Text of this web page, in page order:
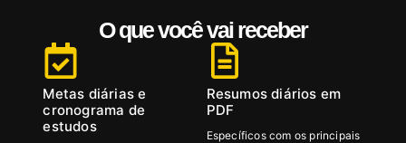
O que você vai receber
Metas diárias e
cronograma de
estudos
Resumos diários em
PDF
Específicos com os principais